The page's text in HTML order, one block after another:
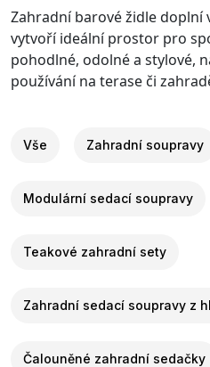
Zahradní barové židle doplní
vytvoří ideální prostor pro
pohodlné, odolné a stylové,
používání na terase či
Vše Zahradní soupravy
Modulární sedací soupravy
Teakové zahradní sety
Zahradní sedací soupravy z
Čalouněné zahradní sedačky